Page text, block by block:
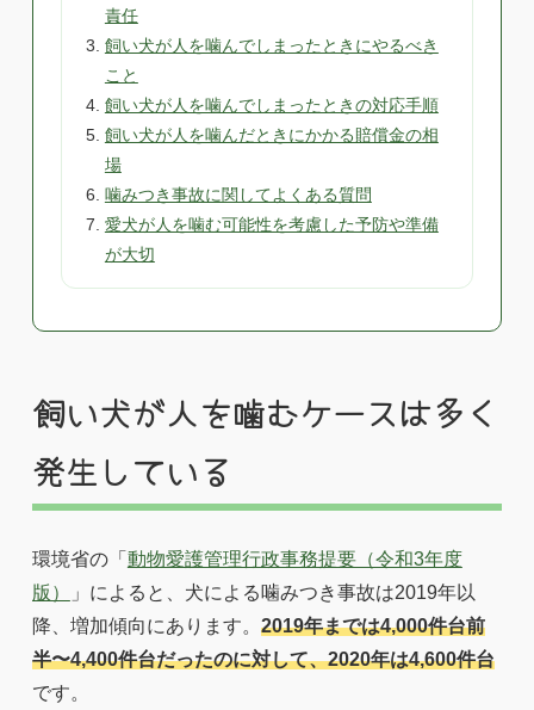
責任
飼い犬が人を噛んでしまったときにやるべき
こと
飼い犬が人を噛んでしまったときの対応手順
飼い犬が人を噛んだときにかかる賠償金の相
場
噛みつき事故に関してよくある質問
愛犬が人を噛む可能性を考慮した予防や準備
が大切
飼い犬が人を噛むケースは多く
発生している
環境省の「 動物愛護管理行政事務提要（令和3年度
版）
」によると、犬による噛みつき事故は2019年以
降、増加傾向にあります。 2019年までは4,000件台前
半〜4,400件台だったのに対して、2020年は4,600件台
です。